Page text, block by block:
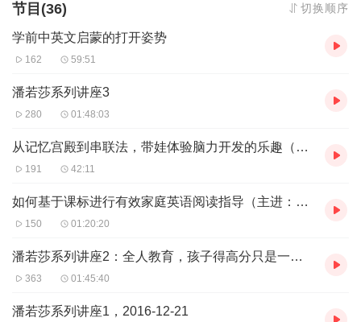
节目(36) 切换顺序
学前中英文启蒙的打开姿势
162 59:51
潘若莎系列讲座3
280 01:48:03
从记忆宫殿到串联法，带娃体验脑力开发的乐趣（2017-1-11）
191 42:11
如何基于课标进行有效家庭英语阅读指导（主进：Vanessa老师）2017-1-11
150 01:20:20
潘若莎系列讲座2：全人教育，孩子得高分只是一个附加福利2016-12-21
363 01:45:40
潘若莎系列讲座1，2016-12-21